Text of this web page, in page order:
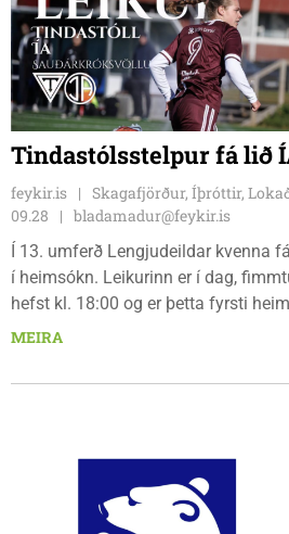
Tindastólsstelpur fá lið
feykir.is Skagafjörður, Íþróttir,
09.28
bladamadur@feykir.is
Í 13. umferð Lengjudeildar kvenna
í heimsókn. Leikurinn er í dag,
hefst kl. 18:00 og er þetta fyrsti
síðan 18. júlí. Spáin fyrir leikinn er
veðri og skella sér á völlinn.
MEIRA